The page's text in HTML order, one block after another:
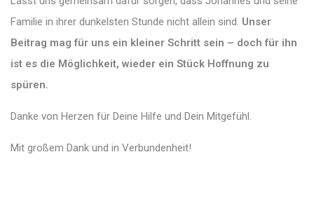
Familie in ihrer dunkelsten Stunde nicht allein sind. Unser
Beitrag mag für uns ein kleiner Schritt sein – doch für ihn
ist es die Möglichkeit, wieder ein Stück Hoffnung zu
spüren.
Danke von Herzen für Deine Hilfe und Dein Mitgefühl.
Mit großem Dank und in Verbundenheit!